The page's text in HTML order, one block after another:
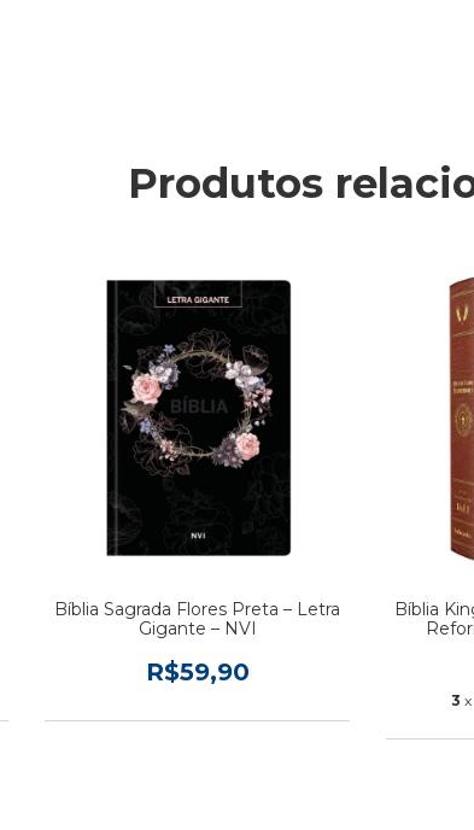
Produtos
Bíblia Sagrada Flores Preta – Letra
Gigante – NVI
R$59,90
Bíblia
3 x